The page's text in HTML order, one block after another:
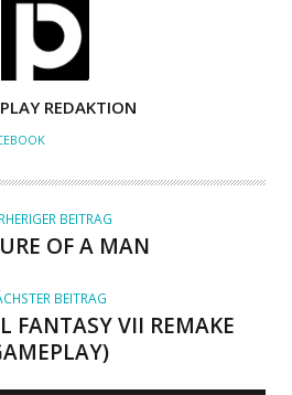
REDAKTION
BEITRAG
OF A MAN
BEITRAG
FANTASY VII REMAKE